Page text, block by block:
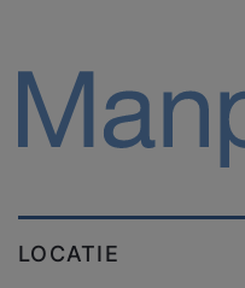
LOCATIE